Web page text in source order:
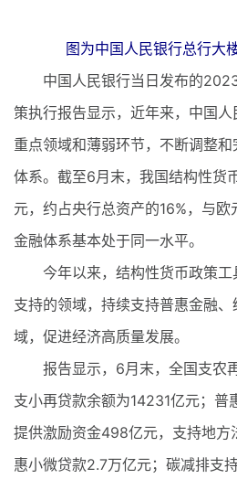
图为中国人民银行总行大
中国人民银行当日发布的2023
策执行报告显示，近年来，中国
重点领域和薄弱环节，不断调整
体系。截至6月末，我国结构性货
元，约占央行总资产的16%，与
金融体系基本处于同一水平。
今年以来，结构性货币政策工
支持的领域，持续支持普惠金融
域，促进经济高质量发展。
报告显示，6月末，全国支农再
支小再贷款余额为14231亿元；普
提供激励资金498亿元，支持地方
惠小微贷款2.7万亿元；碳减排支